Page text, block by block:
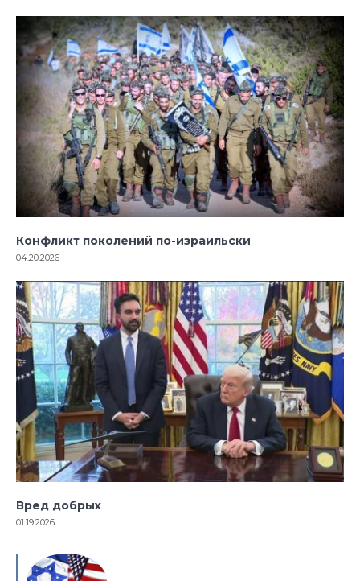
Конфликт поколений по-израильски
04.20.2026
Вред добрых
01.19.2026